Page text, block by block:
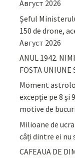
Август 2026
Șeful
150 de drone,
Август 2026
ANUL 1942.
FOSTA UNIUNE
Moment
excepție pe 8 și
motive de
Milioane de
câți dintre ei nu
CAFEAUA DE